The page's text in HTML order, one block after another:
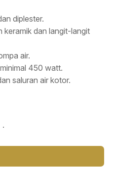
diplester.
keramik dan langit-langit
air.
450 watt.
saluran air kotor.
.